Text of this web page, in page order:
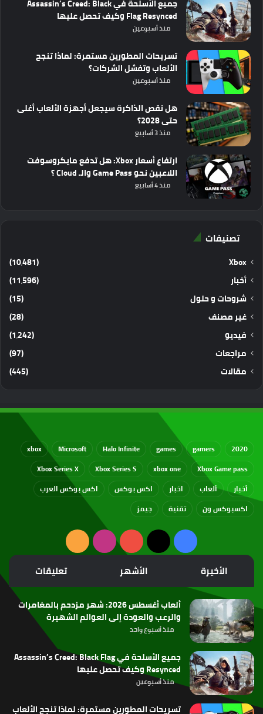
جميع الأسلحة في Assassin’s Creed: Black
Flag Resynced وكيف تحصل عليها
منذ أسبوعين
تسريحات المطورين مستمرة: لماذا تنجح
الألعاب وتفشل الشركات؟
منذ أسبوعين
هل نقص الذاكرة سيجعل أجهزة الألعاب أغلى
حتى 2028؟
منذ 3 أسابيع
ارتفاع أسعار Xbox: هل تدفع مايكروسوفت
اللاعبين نحو Game Pass والـ Cloud ؟
منذ 4 أسابيع
تصنيفات
Xbox
(10٬481)
أخبار
(11٬596)
شروحات و حلول
(15)
غير مصنف
(28)
فيديو
(1٬242)
مراجعات
(97)
مقالات
(445)
2020
gamers
games
Halo Infinite
Microsoft
xbox
Xbox Game pass
xbox one
Xbox Series S
Xbox Series X
أخبار
ألعاب اخبار اكس بوكس
اكس بوكس العرب
اكسبوكس ون
تقنية جيمز
فيسبوك
‫X
‫YouTubeانستقرامملخص
الموقع
RSS
الأخيرة الأشهر تعليقات
ألعاب أغسطس 2026: شهر مزدحم بالمغامرات
والرعب والعودة إلى العوالم الشهيرة
منذ أسبوع واحد
جميع الأسلحة في Assassin’s Creed: Black Flag
Resynced وكيف تحصل عليها
منذ أسبوعين
تسريحات المطورين مستمرة: لماذا تنجح الألعاب